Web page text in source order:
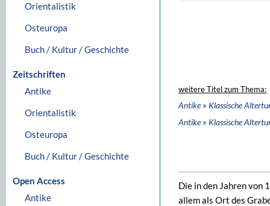
Orientalistik
Osteuropa
Buch / Kultur / Geschichte
Zeitschriften
Antike
Orientalistik
Osteuropa
Buch / Kultur / Geschichte
Open Access
Antike
weitere Titel zum Thema:
Antike» Klassische
Antike» Klassische
Die in den Jahren von
allem als Ort des